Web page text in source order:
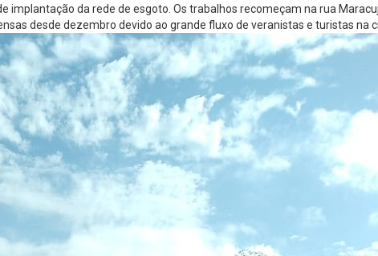
implantação da rede de esgoto. Os trabalhos recomeçam na rua
desde dezembro devido ao grande fluxo de veranistas e turistas na